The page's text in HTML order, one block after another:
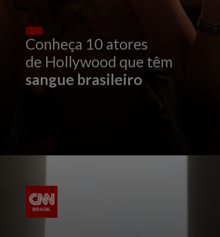
Conheça 10 atores
de Hollywood que têm
sangue brasileiro